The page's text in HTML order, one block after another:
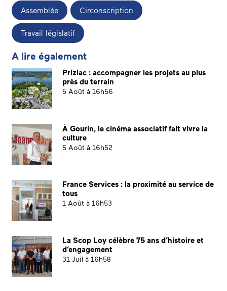
Assemblée Circonscription
Travail législatif
A lire également
Priziac : accompagner les projets au plus
près du terrain
5 Août à 16h56
À Gourin, le cinéma associatif fait vivre la
culture
5 Août à 16h52
France Services : la proximité au service de
tous
1 Août à 16h53
La Scop Loy célèbre 75 ans d’histoire et
d’engagement
31 Juil à 16h58